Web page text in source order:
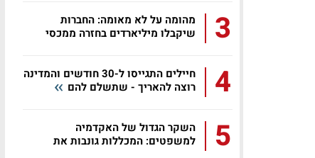
3
מהומה על לא מאומה: החברות
שיקבלו מיליארדים בחזרה ממכסי
4
חיילים התגייסו ל-30 חודשים והמדינה
רוצה להאריך - שתשלם להם
5
השקר הגדול של האקדמיה
למשפטים: המכללות גונבות את